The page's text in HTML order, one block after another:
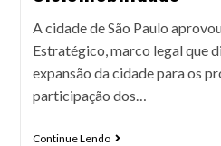
A cidade de São Paulo
Estratégico, marco legal que
expansão da cidade para os
participação dos…
Continue Lendo